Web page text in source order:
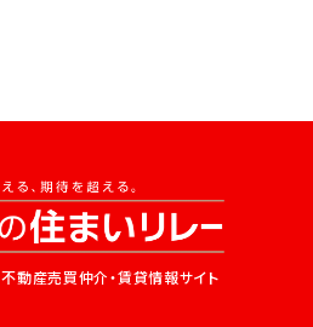
不動産売買仲介・賃貸情報サイト